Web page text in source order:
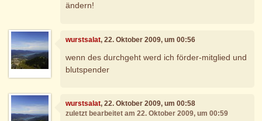
ändern!
wurstsalat, 22. Oktober 2009, um 00:56
wenn des durchgeht werd ich förder-mitglied und
blutspender
wurstsalat, 22. Oktober 2009, um 00:58
zuletzt bearbeitet am 22. Oktober 2009, um 00:59